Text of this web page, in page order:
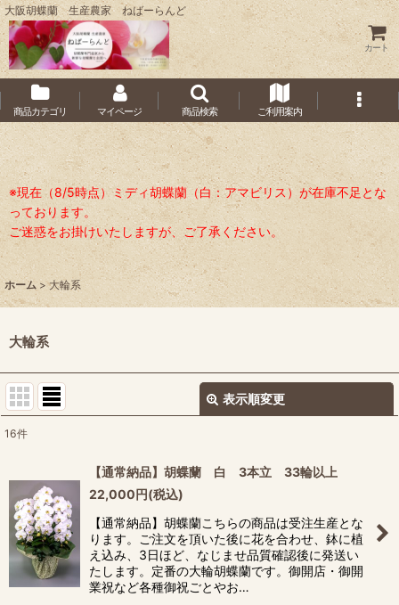
大阪胡蝶蘭 生産農家 ねばーらんど
カート
商品カテゴリ マイページ 商品検索 ご利用案内
※現在（8/5時点）ミディ胡蝶蘭（白：アマビリス）が在庫不足とな
っております。
ご迷惑をお掛けいたしますが、ご了承ください。
ホーム > 大輪系
大輪系
表示順変更
表示数:
並び順:
絞り込む
16件
【通常納品】胡蝶蘭 白 3本立 33輪以上
22,000円(税込)
【通常納品】胡蝶蘭こちらの商品は受注生産とな
ります。ご注文を頂いた後に花を合わせ、鉢に植
え込み、3日ほど、なじませ品質確認後に発送い
たします。定番の大輪胡蝶蘭です。御開店・御開
業祝など各種御祝ごとやお…